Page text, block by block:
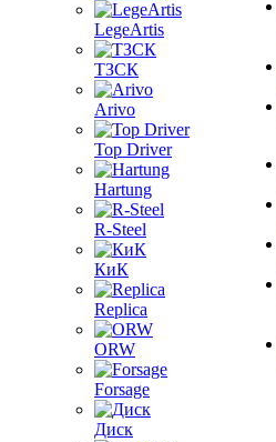
LegeArtis
ТЗСК
Arivo
Top Driver
Hartung
R-Steel
КиК
Replica
ORW
Forsage
Диск